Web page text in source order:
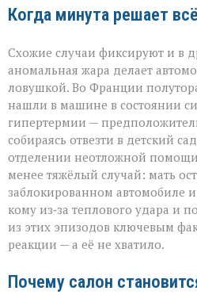
Когда минута решает всё
Схожие случаи фиксируют и в
аномальная жара делает
ловушкой. Во Франции
нашли в машине в состоянии
гипертермии —
собираясь отвезти в детский
отделении неотложной
менее тяжёлый случай: мать
заблокированном автомобиле
кому из‑за теплового удара и
из этих эпизодов ключевым
реакции — а её не хватило.
Почему салон